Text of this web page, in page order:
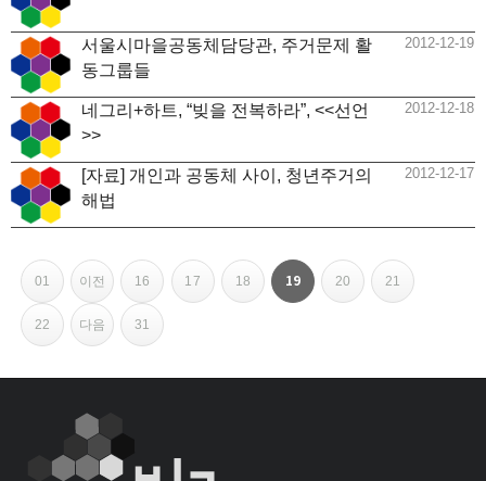
서울시마을공동체담당관, 주거문제 활
동그룹들
2012-12-19
네그리+하트, “빚을 전복하라”, <<선언
>>
2012-12-18
[자료] 개인과 공동체 사이, 청년주거의
해법
2012-12-17
페
이
01
페이지
이전
페이지
16
페이지
17
페이지
18
페이지
열린
19
페이지
20
페이지
21
페이지
22
페이지
다음
페이지
31
페이지